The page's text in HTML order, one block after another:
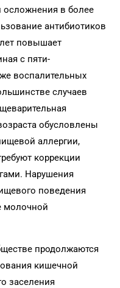
осложнения в более
антибиотиков
лет повышает
с пяти-
воспалительных
случаев
обусловлены
аллергии,
коррекции
Нарушения
поведения
молочной
продолжаются
кишечной
заселения